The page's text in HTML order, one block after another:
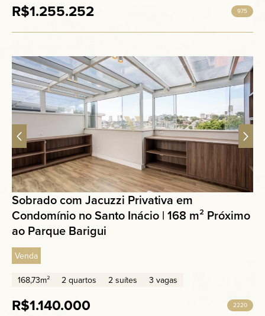
R$1.255.252 975
Sobrado com Jacuzzi Privativa em
Condomínio no Santo Inácio | 168 m² Próximo
ao Parque Barigui
Venda
168,73m² 2 quartos 2 suítes 3 vagas
R$1.140.000 2220